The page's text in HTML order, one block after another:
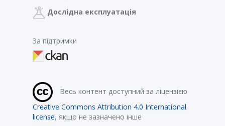
Дослідна експлуатація
За підтримки
Весь контент доступний за ліцензією
Creative Commons Attribution 4.0 International
license, якщо не зазначено інше